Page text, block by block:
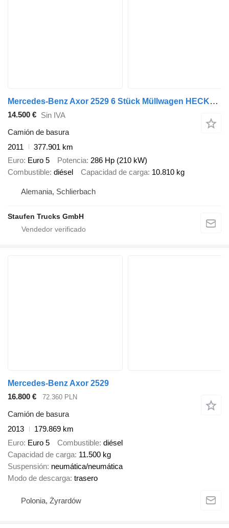
Mercedes-Benz Axor 2529 6 Stück Müllwagen HECKLADER, Zöller Medium XL
14.500 € Sin IVA
Camión de basura
2011
377.901 km
Euro Euro 5 Potencia 286 Hp (210 kW)
Combustible diésel Capacidad de carga 10.810 kg
Alemania, Schlierbach
Staufen Trucks GmbH
Mercedes-Benz Axor 2529
16.800 €
72.360 PLN
Camión de basura
2013
179.869 km
Euro Euro 5 Combustible diésel
Capacidad de carga 11.500 kg
Suspensión neumática/neumática
Modo de descarga trasero
Polonia, Żyrardów